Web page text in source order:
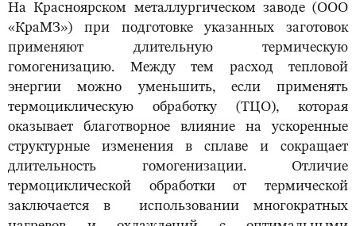
На Красноярском металлургическом заводе (ООО
«КраМЗ») при подготовке указанных заготовок
применяют длительную термическую
гомогенизацию. Между тем расход тепловой
энергии можно уменьшить, если применять
термоциклическую обработку (ТЦО), которая
оказывает благотворное влияние на ускоренные
структурные изменения в сплаве и сокращает
длительность гомогенизации. Отличие
термоциклической обработки от термической
заключается в использовании многократных